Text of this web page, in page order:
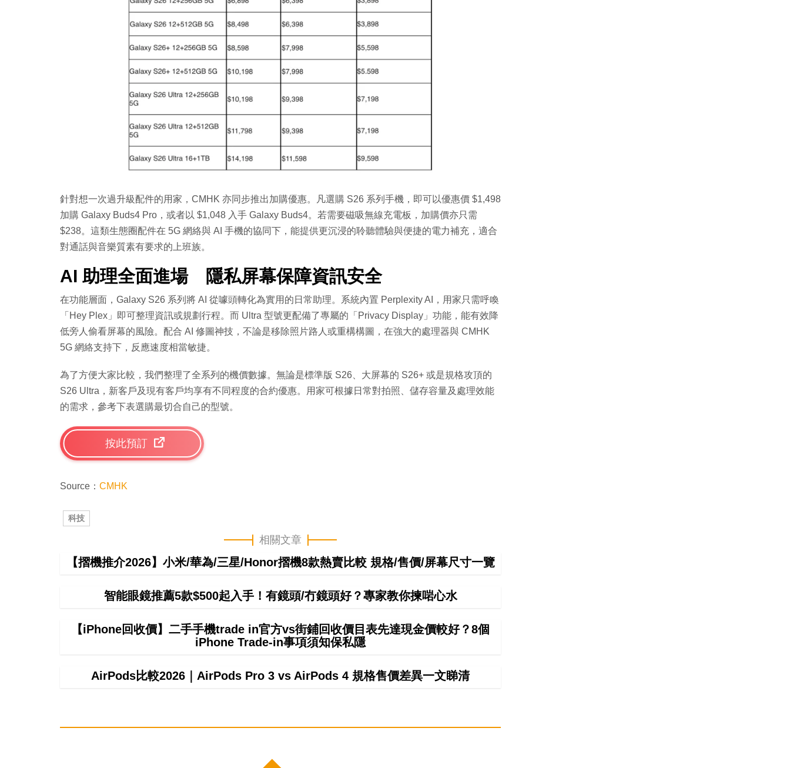
針對想一次過升級配件的用家，CMHK 亦同步推出加購優惠。凡選購 S26 系列手機，即可以優惠價 $1,498
加購 Galaxy Buds4 Pro，或者以 $1,048 入手 Galaxy Buds4。若需要磁吸無線充電板，加購價亦只需
$238。這類生態圈配件在 5G 網絡與 AI 手機的協同下，能提供更沉浸的聆聽體驗與便捷的電力補充，適合
對通話與音樂質素有要求的上班族。
AI 助理全面進場 隱私屏幕保障資訊安全
在功能層面，Galaxy S26 系列將 AI 從噱頭轉化為實用的日常助理。系統內置 Perplexity AI，用家只需呼喚
「Hey Plex」即可整理資訊或規劃行程。而 Ultra 型號更配備了專屬的「Privacy Display」功能，能有效降
低旁人偷看屏幕的風險。配合 AI 修圖神技，不論是移除照片路人或重構構圖，在強大的處理器與 CMHK
5G 網絡支持下，反應速度相當敏捷。
為了方便大家比較，我們整理了全系列的機價數據。無論是標準版 S26、大屏幕的 S26+ 或是規格攻頂的
S26 Ultra，新客戶及現有客戶均享有不同程度的合約優惠。用家可根據日常對拍照、儲存容量及處理效能
的需求，參考下表選購最切合自己的型號。
按此預訂
Source： CMHK
科技
相關文章
【摺機推介2026】小米/華為/三星/Honor摺機8款熱賣比較 規格/售價/屏幕尺寸一覽
智能眼鏡推薦5款$500起入手！有鏡頭/冇鏡頭好？專家教你揀啱心水
【iPhone回收價】二手手機trade in官方vs街鋪回收價目表先達現金價較好？8個
iPhone Trade-in事項須知保私隱
AirPods比較2026｜AirPods Pro 3 vs AirPods 4 規格售價差異一文睇清